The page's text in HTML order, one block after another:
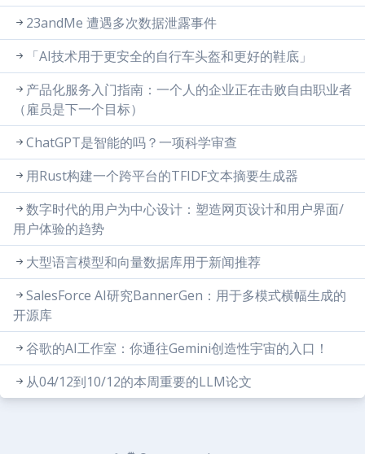
23andMe 遭遇多次数据泄露事件
「AI技术用于更安全的自行车头盔和更好的鞋底」
产品化服务入门指南：一个人的企业正在击败自由职业者
（雇员是下一个目标）
ChatGPT是智能的吗？一项科学审查
用Rust构建一个跨平台的TFIDF文本摘要生成器
数字时代的用户为中心设计：塑造网页设计和用户界面/
用户体验的趋势
大型语言模型和向量数据库用于新闻推荐
SalesForce AI研究BannerGen：用于多模式横幅生成的
开源库
谷歌的AI工作室：你通往Gemini创造性宇宙的入口！
从04/12到10/12的本周重要的LLM论文